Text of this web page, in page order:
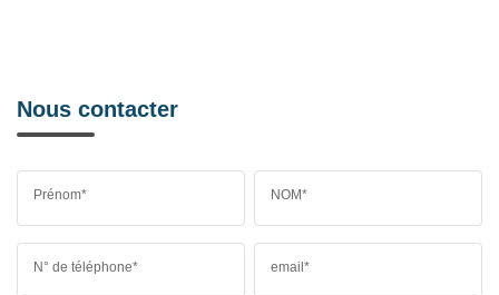
Nous contacter
Prénom* NOM*
N° de téléphone* email*